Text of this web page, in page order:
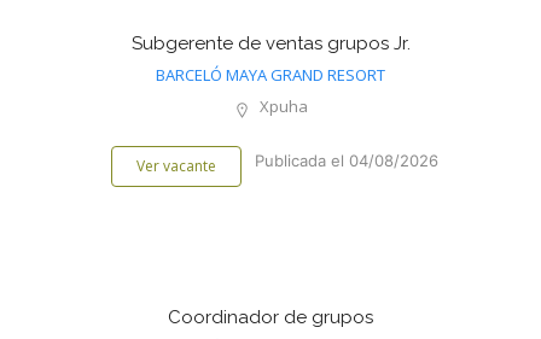
Subgerente de ventas grupos Jr.
BARCELÓ MAYA GRAND RESORT
Xpuha
Ver vacante Publicada el 04/08/2026
Coordinador de grupos